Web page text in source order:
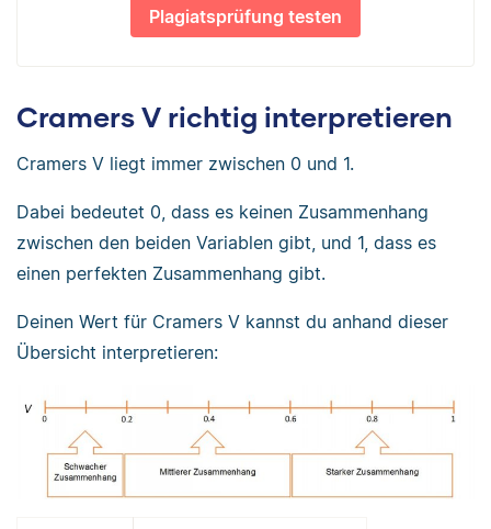
Plagiatsprüfung testen
Cramers V richtig interpretieren
Cramers V liegt immer zwischen 0 und 1.
Dabei bedeutet 0, dass es keinen Zusammenhang
zwischen den beiden Variablen gibt, und 1, dass es
einen perfekten Zusammenhang gibt.
Deinen Wert für Cramers V kannst du anhand dieser
Übersicht interpretieren: